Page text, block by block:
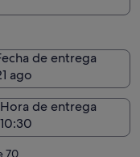
de entrega
ago
Hora de entrega
70